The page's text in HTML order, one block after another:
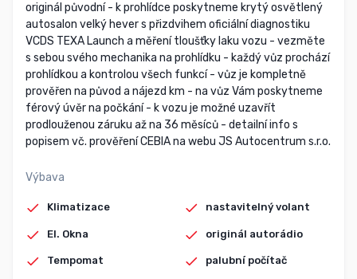
originál původní - k prohlídce poskytneme krytý osvětlený
autosalon velký hever s přizdvihem oficiální diagnostiku
VCDS TEXA Launch a měření tloušťky laku vozu - vezměte
s sebou svého mechanika na prohlídku - každý vůz prochází
prohlídkou a kontrolou všech funkcí - vůz je kompletně
prověřen na původ a nájezd km - na vůz Vám poskytneme
férový úvěr na počkání - k vozu je možné uzavřít
prodlouženou záruku až na 36 měsíců - detailní info s
popisem vč. prověření CEBIA na webu JS Autocentrum s.r.o.
Výbava
Klimatizace
El. Okna
Tempomat
nastavitelný volant
originál autorádio
palubní počítač